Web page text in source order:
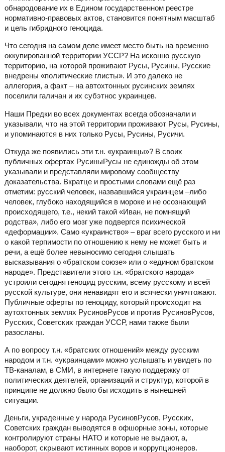
обнародование их в Едином государственном реестре
нормативно-правовых актов, становится понятным масштаб
и цель гибридного геноцида.
Что сегодня на самом деле имеет место быть на временно
оккупированной территории УССР? На исконно русскую
территорию, на которой проживают Русы, Русины, Русские
внедрены «политические глисты». И это далеко не
аллегория, а факт – на автохтонных русинских землях
поселили галичан и их субэтнос украинцев.
Наши Предки во всех документах всегда обозначали и
указывали, что на этой территории проживают Русы, Русины,
и упоминаются в них только Русы, Русины, Русичи.
Откуда же появились эти т.н. «украинцы»? В своих
публичных офертах РусиныРусы не единожды об этом
указывали и представляли мировому сообществу
доказательства. Вкратце и простыми словами ещё раз
отметим: русский человек, назвавшийся украинцем –либо
человек, глубоко находящийся в мороке и не осознающий
происходящего, т.е., некий такой «Иван, не помнящий
родства», либо его мозг уже подвергся психической
«деформации». Само «украинство» – враг всего русского и ни
о какой терпимости по отношению к нему не может быть и
речи, а ещё более невыносимо сегодня слышать
высказывания о «братском союзе» или о «едином братском
народе». Представители этого т.н. «братского народа»
устроили сегодня геноцид русским, всему русскому и всей
русской культуре, они ненавидят его и всячески уничтожают.
Публичные оферты по геноциду, который происходит на
аутохтонных землях РусиновРусов и против РусиновРусов,
Русских, Советских граждан УССР, нами также были
разосланы.
А по вопросу т.н. «братских отношений» между русским
народом и т.н. «украинцами» можно услышать и увидеть по
ТВ-каналам, в СМИ, в интернете такую поддержку от
политических деятелей, организаций и структур, которой в
принципе не должно было бы исходить в нынешней
ситуации.
Деньги, украденные у народа РусиновРусов, Русских,
Советских граждан выводятся в офшорные зоны, которые
контролируют страны НАТО и которые не выдают, а,
наоборот, скрывают истинных воров и коррупционеров.